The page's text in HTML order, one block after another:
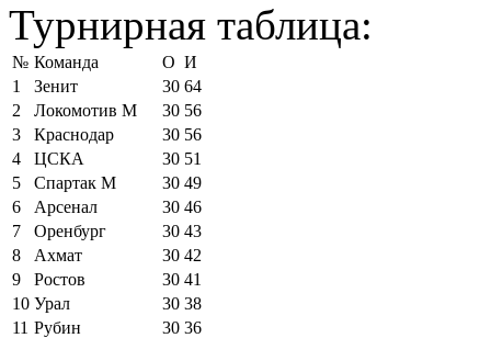
Турнирная таблица:
№ Команда О И
1
Зенит 30 64
2
Локомотив М 30 56
3
Краснодар 30 56
4
ЦСКА 30 51
5
Спартак М 30 49
6
Арсенал 30 46
7
Оренбург 30 43
8
Ахмат 30 42
9
Ростов 30 41
10 Урал 30 38
11 Рубин 30 36